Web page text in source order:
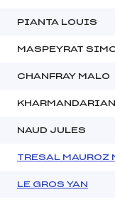
PIANTA LOUIS
MASPEYRAT
CHANFRAY MALO
NAUD JULES
TRESAL MAUROZ
LE GROS YAN